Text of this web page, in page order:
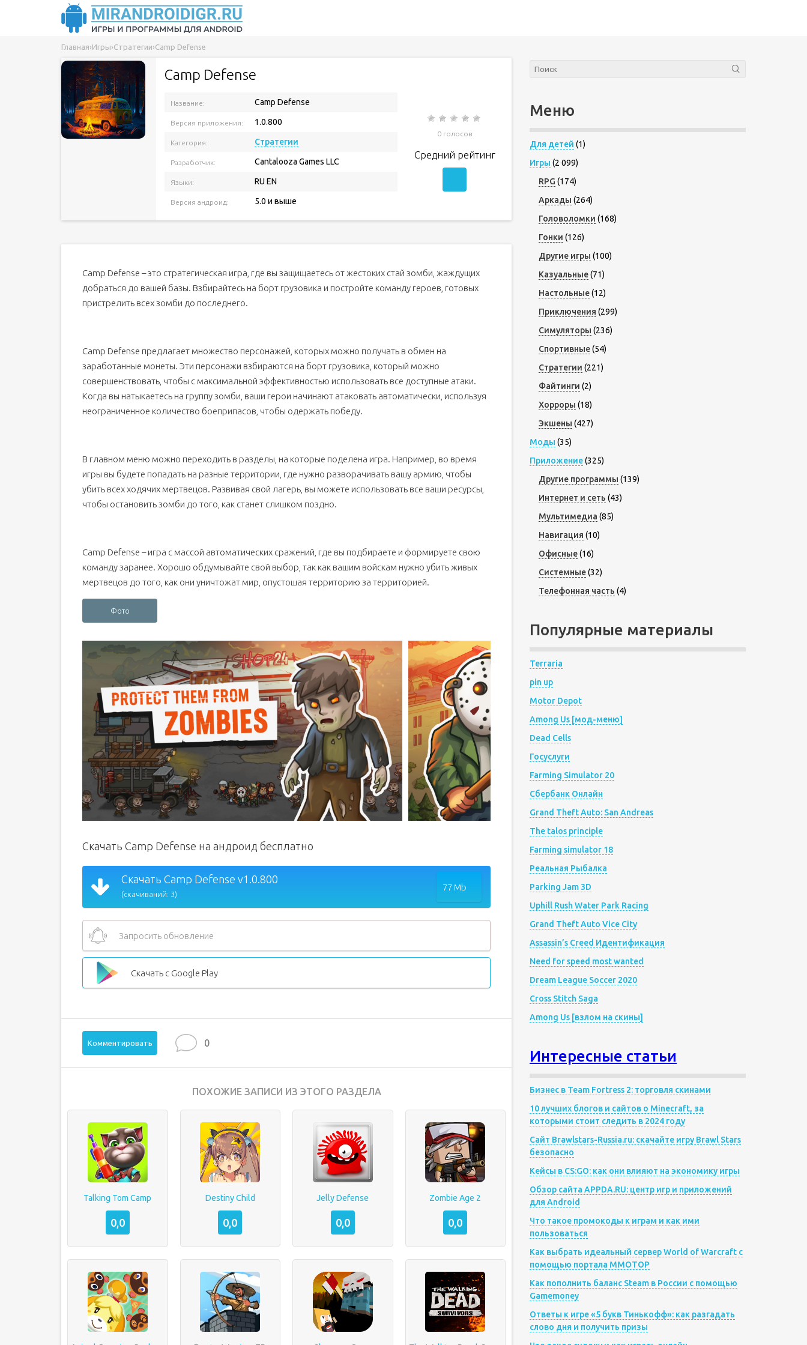
Главная›Игры›Стратегии›Camp Defense
Camp Defense
Название: Camp Defense
Версия приложения: 1.0.800
Категория: Стратегии
Разработчик: Cantalooza Games LLC
Языки: RU EN
Версия андроид: 5.0 и выше
0 голосов
Средний рейтинг
Camp Defense – это стратегическая игра, где вы защищаетесь от жестоких стай зомби, жаждущих
добраться до вашей базы. Взбирайтесь на борт грузовика и постройте команду героев, готовых
пристрелить всех зомби до последнего.
Camp Defense предлагает множество персонажей, которых можно получать в обмен на
заработанные монеты. Эти персонажи взбираются на борт грузовика, который можно
совершенствовать, чтобы с максимальной эффективностью использовать все доступные атаки.
Когда вы натыкаетесь на группу зомби, ваши герои начинают атаковать автоматически, используя
неограниченное количество боеприпасов, чтобы одержать победу.
В главном меню можно переходить в разделы, на которые поделена игра. Например, во время
игры вы будете попадать на разные территории, где нужно разворачивать вашу армию, чтобы
убить всех ходячих мертвецов. Развивая свой лагерь, вы можете использовать все ваши ресурсы,
чтобы остановить зомби до того, как станет слишком поздно.
Camp Defense – игра с массой автоматических сражений, где вы подбираете и формируете свою
команду заранее. Хорошо обдумывайте свой выбор, так как вашим войскам нужно убить живых
мертвецов до того, как они уничтожат мир, опустошая территорию за территорией.
Фото
Скачать Camp Defense на андроид бесплатно
Скачать Camp Defense v1.0.800
(скачиваний: 3)
77 Mb
Запросить обновление
Скачать с Google Play
Комментировать 0
ПОХОЖИЕ ЗАПИСИ ИЗ ЭТОГО РАЗДЕЛА
Talking Tom Camp
0,0
Destiny Child
0,0
Jelly Defense
0,0
Zombie Age 2
0,0
Меню
Для детей (1)
Игры (2 099)
RPG (174)
Аркады (264)
Головоломки (168)
Гонки (126)
Другие игры (100)
Казуальные(71)
Настольные(12)
Приключения (299)
Симуляторы (236)
Спортивные(54)
Стратегии (221)
Файтинги (2)
Хорроры (18)
Экшены (427)
Моды (35)
Приложение(325)
Другие программы (139)
Интернет и сеть (43)
Мультимедиа (85)
Навигация (10)
Офисные(16)
Системные(32)
Телефонная часть (4)
Популярные материалы
Terraria
pin up
Motor Depot
Among Us [мод-меню]
Dead Cells
Госуслуги
Farming Simulator 20
Сбербанк Онлайн
Grand Theft Auto: San Andreas
The talos principle
Farming simulator 18
Реальная Рыбалка
Parking Jam 3D
Uphill Rush Water Park Racing
Grand Theft Auto Vice City
Assassin’s Creed Идентификация
Need for speed most wanted
Dream League Soccer 2020
Cross Stitch Saga
Among Us [взлом на скины]
Интересные статьи
Бизнес в Team Fortress 2: торговля скинами
10 лучших блогов и сайтов о Minecraft, за
которыми стоит следить в 2024 году
Сайт Brawlstars-Russia.ru: скачайте игру Brawl Stars
безопасно
Кейсы в CS:GO: как они влияют на экономику игры
Обзор сайта APPDA.RU: центр игр и приложений
для Android
Что такое промокоды к играм и как ими
пользоваться
Как выбрать идеальный сервер World of Warcraft с
помощью портала MMOTOP
Как пополнить баланс Steam в России с помощью
Gamemoney
Ответы к игре «5 букв Тинькофф»: как разгадать
слово дня и получить призы